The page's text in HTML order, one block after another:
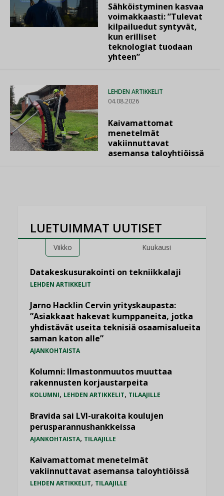
Sähköistyminen kasvaa
voimakkaasti: ”Tulevat
kilpailuedut syntyvät,
kun erilliset
teknologiat tuodaan
yhteen”
LEHDEN ARTIKKELIT
04.08.2026
Kaivamattomat
menetelmät
vakiinnuttavat
asemansa taloyhtiöissä
LUETUIMMAT UUTISET
Viikko Kuukausi
Datakeskusurakointi on tekniikkalaji
LEHDEN ARTIKKELIT
Jarno Hacklin Cervin yrityskaupasta:
”Asiakkaat hakevat kumppaneita, jotka
yhdistävät useita teknisiä osaamisalueita
saman katon alle”
AJANKOHTAISTA
Kolumni: Ilmastonmuutos muuttaa
rakennusten korjaustarpeita
KOLUMNI, LEHDEN ARTIKKELIT, TILAAJILLE
Bravida sai LVI-urakoita koulujen
perusparannushankkeissa
AJANKOHTAISTA, TILAAJILLE
Kaivamattomat menetelmät
vakiinnuttavat asemansa taloyhtiöissä
LEHDEN ARTIKKELIT, TILAAJILLE